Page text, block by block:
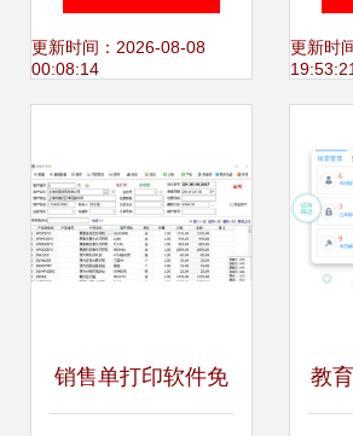
型的关键一步
更新时间：2026-08-08
00:08:14
式
更新时
19:53:21
销售单打印软件免 教